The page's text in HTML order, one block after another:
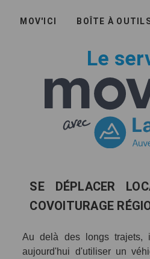
ACCUEIL
MOV'ICI BOÎTE À
Le
SE DÉPLACER
COVOITURAGE
Au delà des longs trajets,
aujourd'hui d'utiliser un